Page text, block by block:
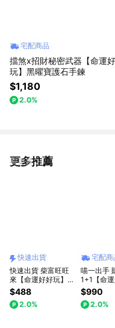
宅配商品
擋煞x招財秘密武器【命運
玩】黑曜寶護石手鍊
$1,180
2.0%
更多推薦
看更多
快速出貨
快速出貨 柴富旺旺
來【命運好好玩】財
氣敲敲來
$488
2.0%
宅配商
喵一出手
1+1【命
黃金招財
+聚財加倍
墊(內含元
$990
2.0%